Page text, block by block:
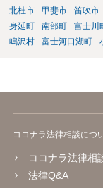
北杜市
甲斐市 笛吹市
身延町
南部町 富士川
鳴沢村
富士河口湖町
ココナラ法律相談につ
ココナラ法律相
法律Q&A